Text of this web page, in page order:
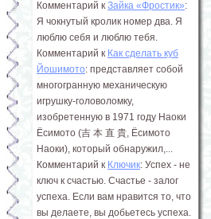
Комментарий к Зайка «Фростик»:
Я чокнутый кролик номер два. Я
люблю себя и люблю тебя.
Комментарий к Как сделать куб
Йошимото: представляет собой
многогранную механическую
игрушку-головоломку,
изобретенную в 1971 году Наоки
Ёсимото (吉 本 直 貴, Ёсимото
Наоки), который обнаружил,...
Комментарий к Ключик: Успех - не
ключ к счастью. Счастье - залог
успеха. Если вам нравится то, что
вы делаете, вы добьетесь успеха.